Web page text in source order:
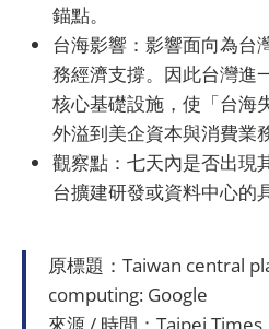
錨點。
台海影響：影響面向為台
務經濟支撐。因此台灣進
核心基礎設施，使「台海
外溢到美企資本與消費業
觀察點：七天內是否出現
台擴建研發或資料中心的
原標題：Taiwan central
computing: Google